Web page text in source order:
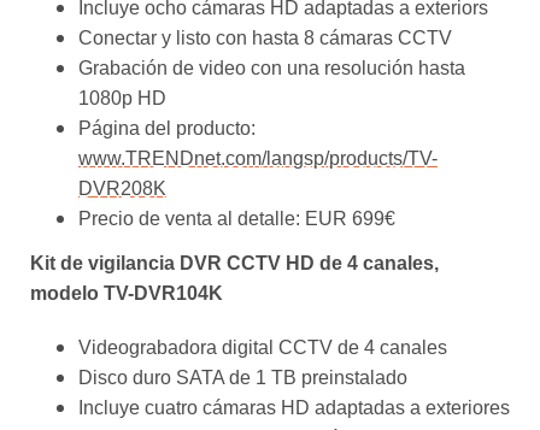
Conectar y listo con hasta 8 cámaras CCTV
Grabación de video con una resolución hasta
1080p HD
Página del producto:
www.TRENDnet.com/langsp/products/TV-
DVR208K
Precio de venta al detalle: EUR 699€
modelo TV-DVR104K
Disco duro SATA de 1 TB preinstalado
Incluye cuatro cámaras HD adaptadas a exteriores
Conectar y listo con hasta 4 cámaras CCTV